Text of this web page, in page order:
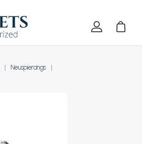
Neuspiercings